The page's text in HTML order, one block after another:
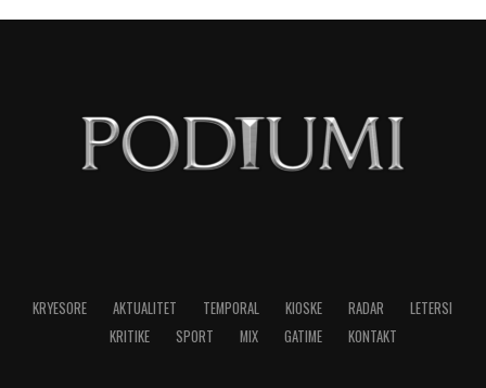
ndihen konkurrues ose të zhgënjyer. Ato
ritmin e saj personal dhe të shmangë krahasimet
e panevojshme.
LAJMI I RRADHËS
Migrena në rritje, pse gjithnjë e më shumë të rinj kanë